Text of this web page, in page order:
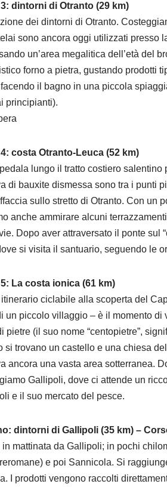
dintorni di Otranto (29 km)
dei dintorni di Otranto.
sono ancora oggi utilizzati presso
un’area megalitica dell’età del
forno a pietra, gustando prodotti
il bagno in una piccola
principianti).
costa Otranto-Leuca (52 km)
lungo il tratto costiero salentino
di bauxite dismessa sono tra i punti
sullo stretto di Otranto. Con un
anche ammirare alcuni
Dopo aver attraversato il ponte sul
si visita il santuario, seguendo le
La costa ionica (61 km)
ciclabile alla scoperta del
un piccolo villaggio – è il momento
pietre (il suo nome “centopietre”,
si trovano un castello e una chiesa
ancora una vasta area sotterranea.
Gallipoli, dove ci attende un
e il suo mercato del pesce.
dintorni di Gallipoli (35 km) –
in mattinata da Gallipoli; in pochi
e poi Sannicola. Si
I prodotti vengono raccolti